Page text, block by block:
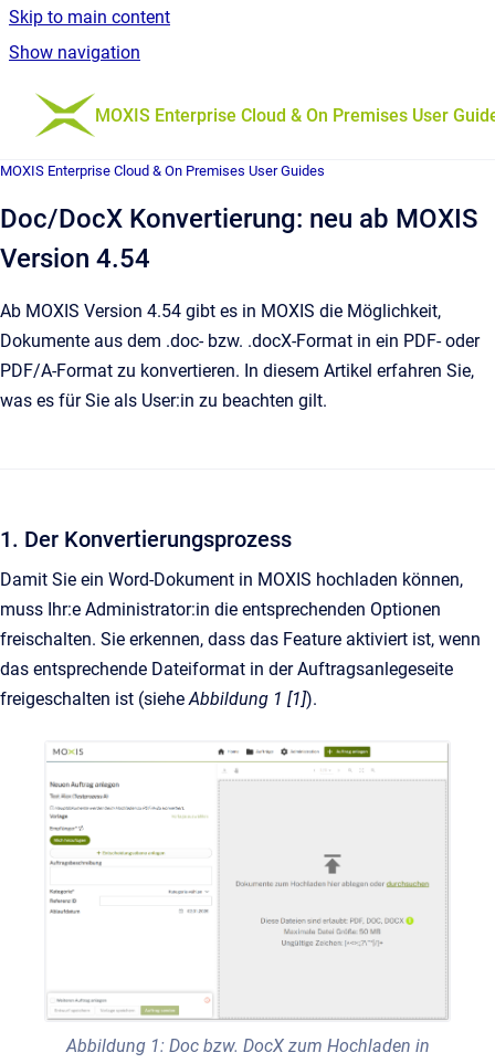
Skip to main content
Show navigation
Go to homepage
MOXIS Enterprise Cloud & On Premises User
MOXIS Enterprise Cloud & On Premises User Guides
Doc/DocX Konvertierung: neu ab MOXIS
Version 4.54
Ab MOXIS Version 4.54 gibt es in MOXIS die Möglichkeit,
Dokumente aus dem .doc- bzw. .docX-Format in ein PDF- oder
PDF/A-Format zu konvertieren. In diesem Artikel erfahren Sie,
was es für Sie als User:in zu beachten gilt.
1. Der Konvertierungsprozess
Damit Sie ein Word-Dokument in MOXIS hochladen können,
muss Ihr:e Administrator:in die entsprechenden Optionen
freischalten. Sie erkennen, dass das Feature aktiviert ist, wenn
das entsprechende Dateiformat in der Auftragsanlegeseite
freigeschalten ist (sieheAbbildung 1 [1]).
Abbildung 1: Doc bzw. DocX zum Hochladen in